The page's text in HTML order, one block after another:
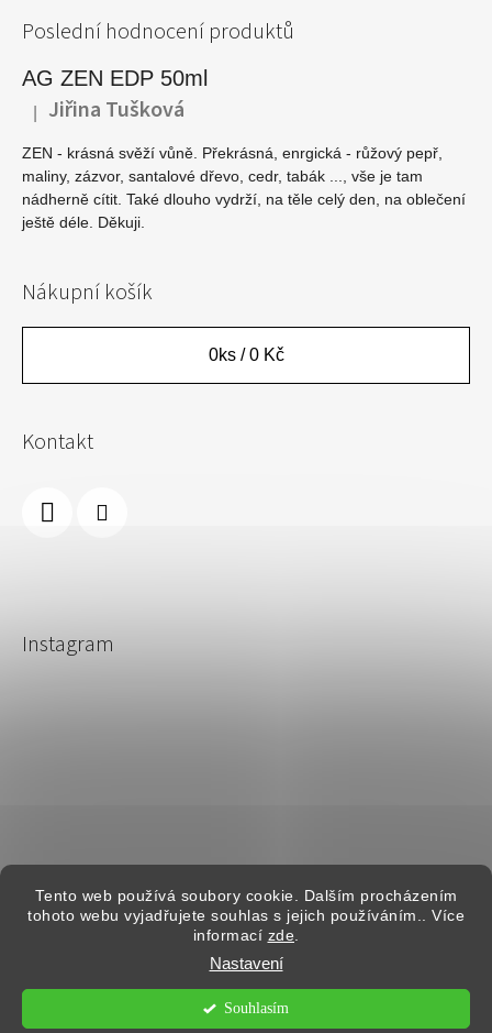
Tento web používá soubory cookie. Dalším procházením
tohoto webu vyjadřujete souhlas s jejich používáním.. Více
informací zde.
Nastavení
Souhlasím
Poslední hodnocení produktů
AG ZEN EDP 50ml
Hodnocení produktu je 5 z 5 hvězdiček.
Jiřina Tušková
ZEN - krásná svěží vůně. Překrásná, enrgická - růžový pepř,
maliny, zázvor, santalové dřevo, cedr, tabák ..., vše je tam
nádherně cítit. Také dlouho vydrží, na těle celý den, na oblečení
ještě déle. Děkuji.
Nákupní košík
0ks /0 Kč
Kontakt
Instagram
Vytvořil Shoptet
Upraveno firmou:Lukegroup.cz
AG Beauty - Agáta Hanychová